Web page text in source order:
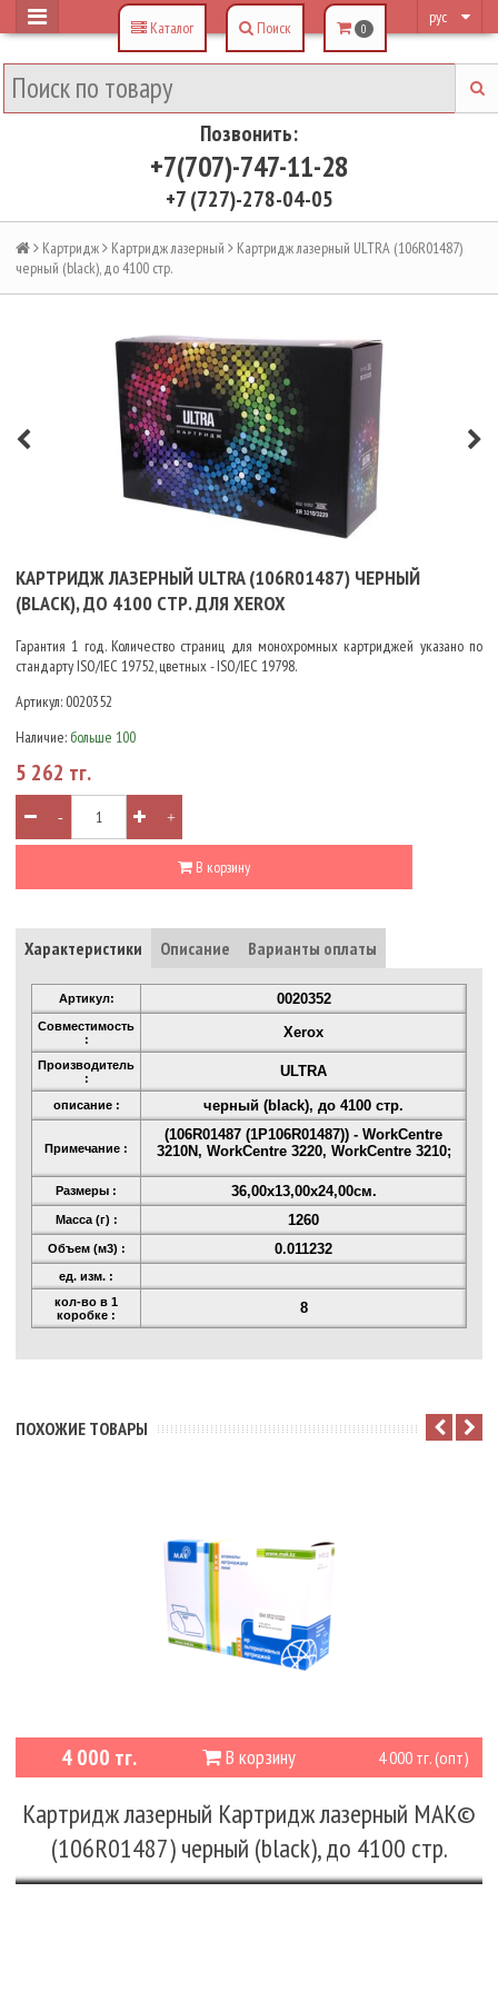
рус
Позвонить:
+7(707)-747-11-28
+7 (727)-278-04-05
Каталог Поиск 0
Картридж Картридж лазерный
Картридж лазерный ULTRA (106R01487)
черный (black), до 4100 стр.
КАРТРИДЖ ЛАЗЕРНЫЙ ULTRA (106R01487) ЧЕРНЫЙ
(BLACK), ДО 4100 СТР. ДЛЯ XEROX
Гарантия 1 год. Количество страниц для монохромных картриджей указано по
стандарту ISO/IEC 19752, цветных - ISO/IEC 19798.
Артикул: 0020352
Наличие: больше 100
5 262 тг.
- +
В корзину
Характеристики Описание Варианты оплаты
Артикул: 0020352
Совместимость
:
Xerox
Производитель
:
ULTRA
описание : черный (black), до 4100 стр.
Примечание :
(106R01487 (1P106R01487)) - WorkCentre
3210N, WorkCentre 3220, WorkCentre 3210;
Размеры : 36,00x13,00x24,00см.
Масса (г) : 1260
Объем (м3) : 0.011232
ед. изм. :
кол-во в 1
коробке :
8
ПОХОЖИЕ ТОВАРЫ
В корзину
4 000 тг. 4 000 тг. (опт)
Картридж лазерный Картридж лазерный MAK©
(106R01487) черный (black), до 4100 стр.